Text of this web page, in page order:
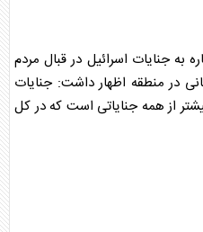
جنایات اسرائیل در قبال مردم
در منطقه اظهار داشت: جنایات
از همه جنایاتی است که در کل